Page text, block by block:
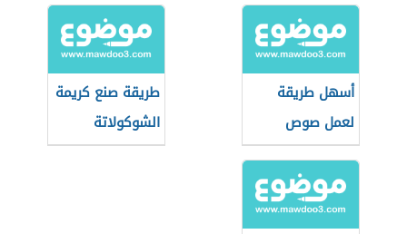
أسهل طريقة
لعمل صوص
التوفي
طريقة صنع كريمة
الشوكولاتة